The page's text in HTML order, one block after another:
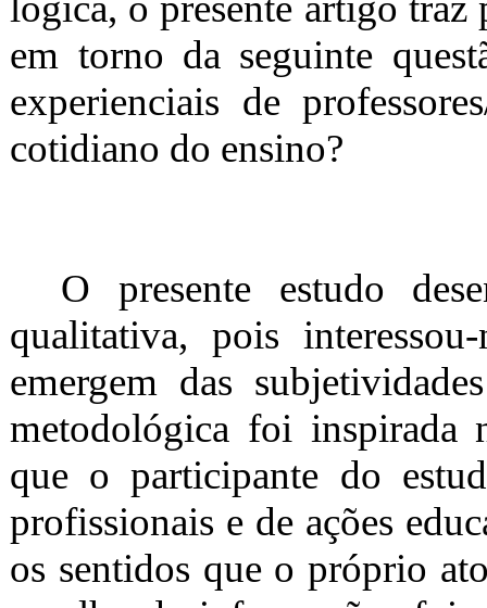
em torno da seguinte
experienciais de
cotidiano do ensino?
O presente estudo
qualitativa, pois
emergem das
metodológica foi inspirada
que o participante do
profissionais e de ações
os sentidos que o próprio